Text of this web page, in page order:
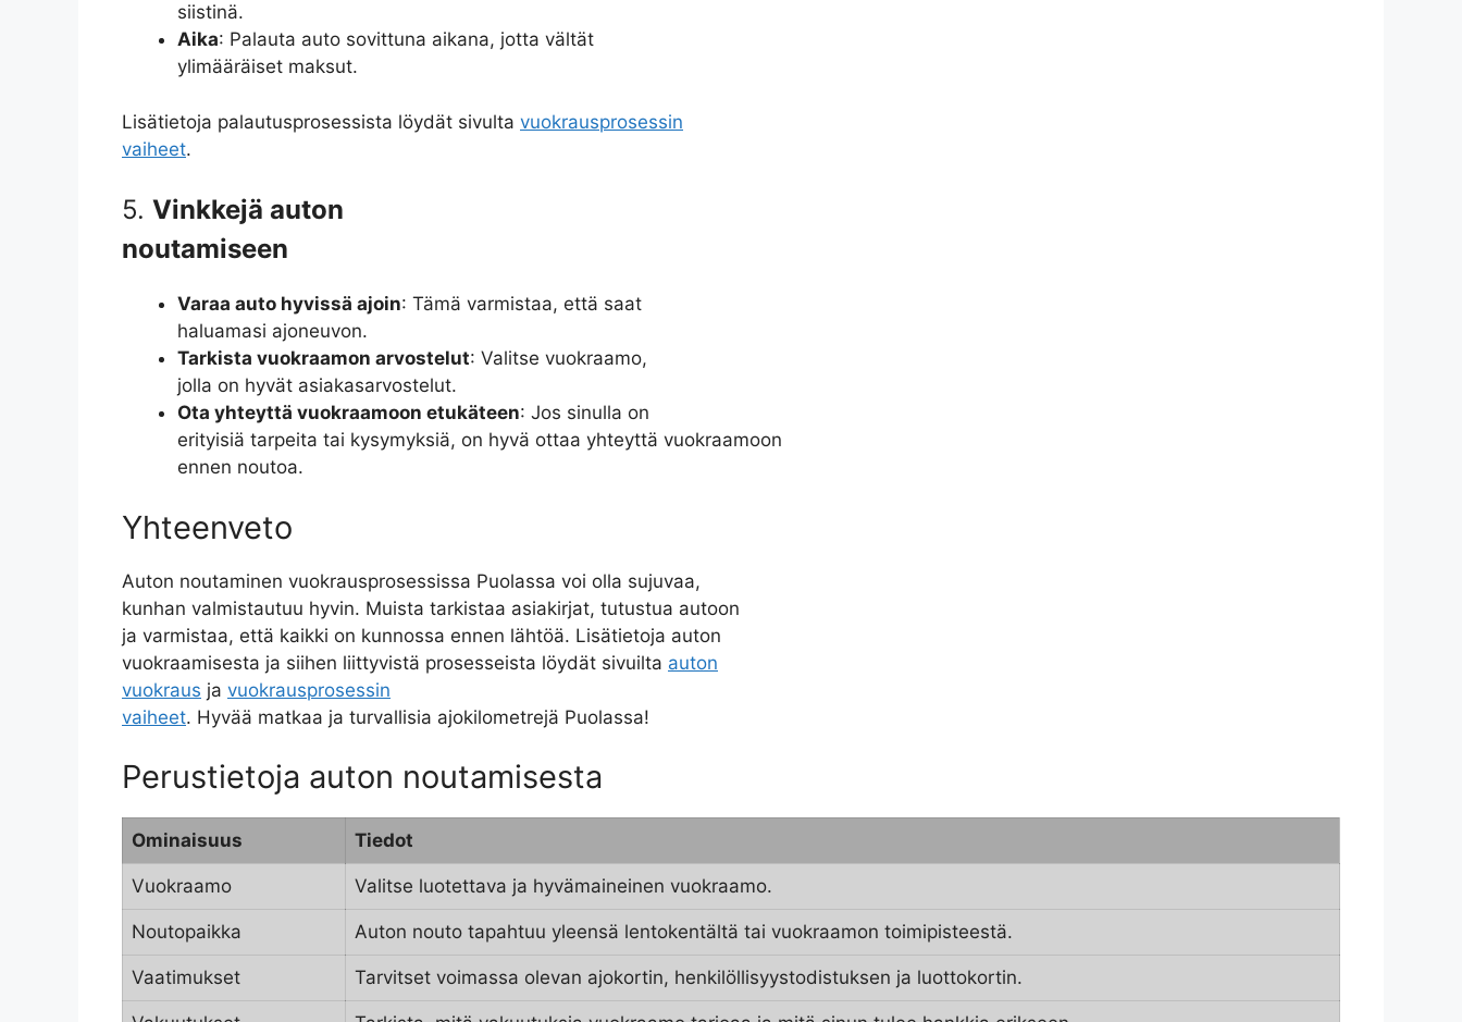
siistinä.
Aika: Palauta auto sovittuna aikana, jotta vältät
ylimääräiset maksut.
Lisätietoja palautusprosessista löydät sivulta vuokrausprosessin
vaiheet.
5. Vinkkejä auton
noutamiseen
Varaa auto hyvissä ajoin: Tämä varmistaa, että saat
haluamasi ajoneuvon.
Tarkista vuokraamon arvostelut: Valitse vuokraamo,
jolla on hyvät asiakasarvostelut.
Ota yhteyttä vuokraamoon etukäteen: Jos sinulla on
erityisiä tarpeita tai kysymyksiä, on hyvä ottaa yhteyttä vuokraamoon
ennen noutoa.
Yhteenveto
Auton noutaminen vuokrausprosessissa Puolassa voi olla sujuvaa,
kunhan valmistautuu hyvin. Muista tarkistaa asiakirjat, tutustua autoon
ja varmistaa, että kaikki on kunnossa ennen lähtöä. Lisätietoja auton
vuokraamisesta ja siihen liittyvistä prosesseista löydät sivuilta auton
vuokraus ja vuokrausprosessin
vaiheet. Hyvää matkaa ja turvallisia ajokilometrejä Puolassa!
Perustietoja auton noutamisesta
Ominaisuus Tiedot
Vuokraamo Valitse luotettava ja hyvämaineinen vuokraamo.
Noutopaikka Auton nouto tapahtuu yleensä lentokentältä tai vuokraamon toimipisteestä.
Vaatimukset Tarvitset voimassa olevan ajokortin, henkilöllisyystodistuksen ja luottokortin.